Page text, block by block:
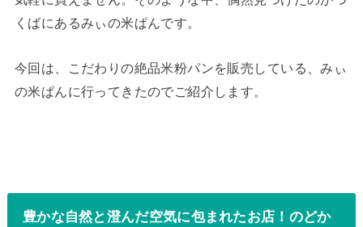
くばにあるみぃの米ぱんです。
今回は、こだわりの絶品米粉パンを販売している、みぃ
の米ぱんに行ってきたのでご紹介します。
豊かな自然と澄んだ空気に包まれたお店！のどか